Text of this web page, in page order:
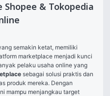
& Tokopedia
semakin ketat, memiliki
marketplace menjadi kunci
pelaku usaha online yang
sebagai solusi praktis dan
produk mereka. Dengan
mampu menjangkau target